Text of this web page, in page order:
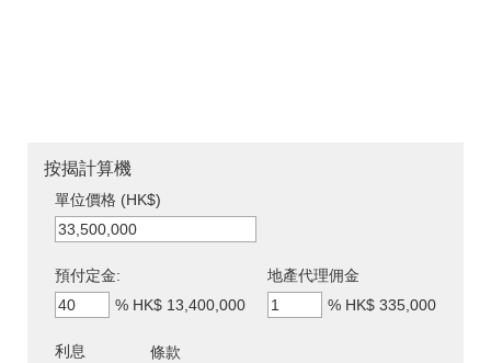
按揭計算機
單位價格 (HK$)
預付定金:
% HK$ 13,400,000
地產代理佣金
% HK$ 335,000
利息
條款